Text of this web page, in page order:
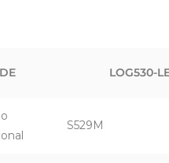
LOG530-
S529M